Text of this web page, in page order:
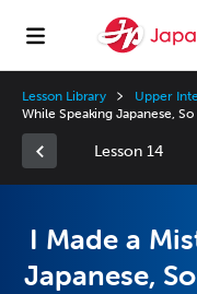
Lesson Library Upper
While Speaking Japanese,
Lesson 14
I Made a
Japanese,